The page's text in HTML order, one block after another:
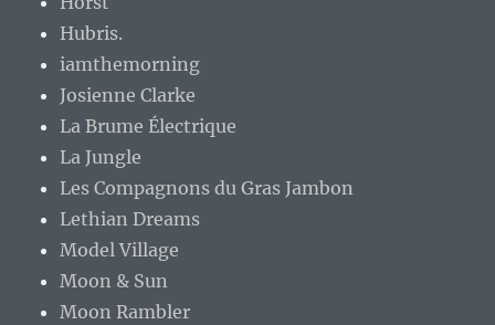
Hubris.
iamthemorning
Josienne Clarke
La Brume Électrique
La Jungle
Les Compagnons du Gras Jambon
Lethian Dreams
Model Village
Moon & Sun
Moon Rambler